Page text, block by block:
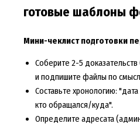
готовые шаблоны
Мини-чеклист подготовки
Соберите 2-5
и подпишите файлы по
Составьте хронологию:
кто обращался/куда".
Определите адресата